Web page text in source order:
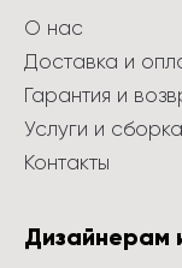
О нас
Доставка и
Гарантия и
Услуги и сборка
Контакты
Дизайнерам